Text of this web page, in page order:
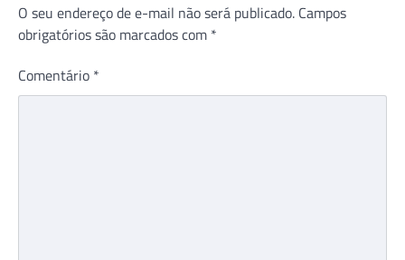
O seu endereço de e-mail não será publicado. Campos
obrigatórios são marcados com *
Comentário *